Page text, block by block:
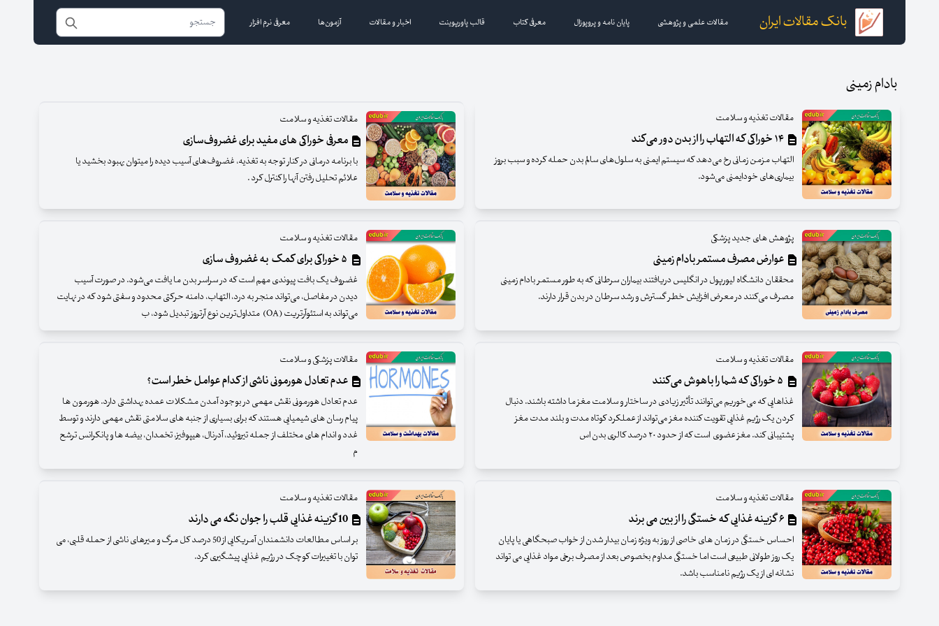
بانک مقالات ایران مقالات علمی و پژوهشی پایان نامه و پروپوزال معرفی کتاب قالب پاورپوینت اخبار و مقالات آزمون‌ها معرفی نرم افزار
بادام زمینی
مقالات تغذیه و سلامت
التهاب مزمن زمانی رخ می‌دهد که سیستم ایمنی به سلول‌های سالم بدن حمله کرده و سبب بروز
بیماری‌های خودایمنی می‌شود.
مقالات تغذیه و سلامت
معرفی خوراکی های مفید برای غضروف‌سازی
با برنامه درمانی در کنار توجه به تغذیه، غضروف‌های آسیب دیده را میتوان بهبود بخشید یا
علائم تحلیل رفتن آنها را کنترل کرد .
پژوهش های جدید پزشکی
عوارض مصرف مستمر بادام زمینی
محققان دانشگاه لیورپول در انگلیس دریافتند بیماران سرطانی که به طور مستمر بادام زمینی
مصرف می‌کنند در معرض افزایش خطر گسترش و رشد سرطان در بدن قرار دارند.
مقالات تغذیه و سلامت
غضروف یک بافت پیوندی مهم است که در سراسر بدن ما یافت می‌شود. در صورت آسیب
دیدن در مفاصل، می‌تواند منجر به درد، التهاب، دامنه حرکتی محدود و سفتی شود که در نهایت
می‌تواند به استئوآرتریت (OA) متداول‌ترین نوع آرتروز تبدیل شود، ب
مقالات تغذیه و سلامت
غذا‌هایی که می‌خوریم می‌توانند تأثیر زیادی در ساختار و سلامت مغز ما داشته باشند. دنبال
کردن یک رژیم غذایی تقویت کننده مغز می‌تواند از عملکرد کوتاه مدت و بلند مدت مغز
پشتیبانی کند. مغز عضوی است که از حدود ۲۰ درصد کالری بدن اس
مقالات پزشکی و سلامت
عدم تعادل هورمونی ناشی از کدام عوامل خطر است؟
عدم تعادل هورمونی نقش مهمی در بوجود آمدن مشکلات عمده بهداشتی دارد. هورمون ها
پیام رسان های شیمیایی هستند که برای بسیاری از جنبه های سلامتی نقش مهمی دارند و توسط
غدد و اندام های مختلف از جمله تیروئید، آدرنال، هیپوفیز، تخمدان، بیضه ها و پانکرانس ترشح
م
مقالات تغذیه و سلامت
احساس خستگی در زمان های خاصی از روز به ویژه زمان بیدار شدن از خواب صبحگاهی یا پایان
یک روز طولانی طبیعی است اما خستگی مداوم بخصوص بعد از مصرف برخی مواد غذایی می تواند
نشانه ای از یک رژیم نامناسب باشد.
مقالات تغذیه و سلامت
بر اساس مطالعات دانشمندان آمریکایی از 50 درصد کل مرگ و میرهای ناشی از حمله قلبی، می
توان با تغییرات کوچک در رژیم غذایی پیشگیری کرد.